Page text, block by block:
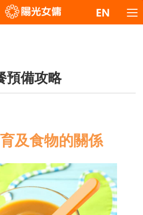
預備攻略
及食物的關係